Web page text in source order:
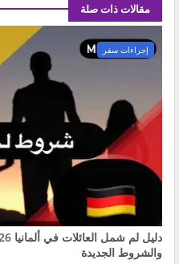
مقالات ذات صلة
إجراءات سفر
والشروط الجديدة